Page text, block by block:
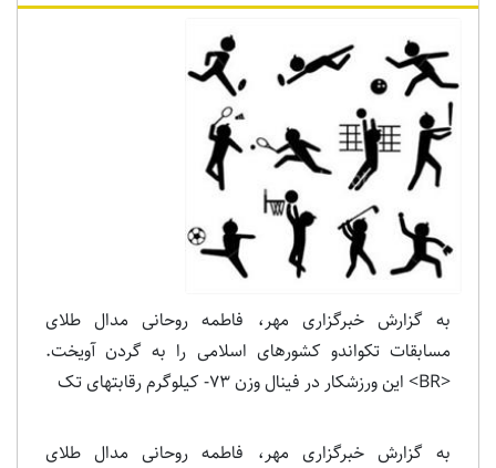
به گزارش خبرگزاری مهر، فاطمه روحانی مدال طلای
مسابقات تکواندو کشورهای اسلامی را به گردن آویخت.
<BR> این ورزشکار در فینال وزن 73- کیلوگرم رقابتهای تک
به گزارش خبرگزاری مهر، فاطمه روحانی مدال طلای